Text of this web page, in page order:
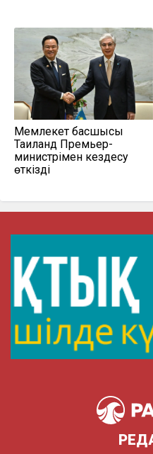
Мемлекет басшысы
Таиланд Премьер-
министрімен кездесу
өткізді